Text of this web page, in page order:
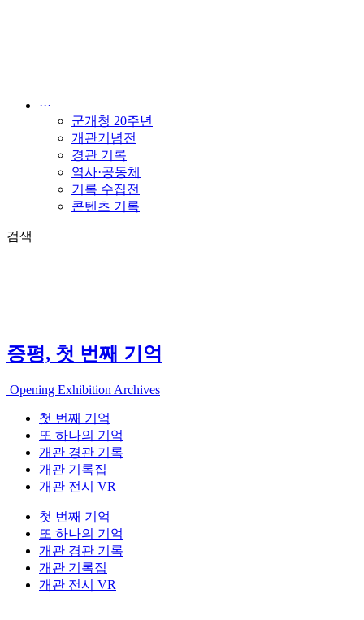
···
군개청 20주년
개관기념전
경관 기록
역사·공동체
기록 수집전
콘텐츠 기록
검색
증평, 첫 번째 기억
Opening Exhibition Archives
첫 번째 기억
또 하나의 기억
개관 경관 기록
개관 기록집
개관 전시 VR
첫 번째 기억
또 하나의 기억
개관 경관 기록
개관 기록집
개관 전시 VR